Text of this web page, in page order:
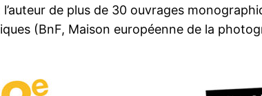
de plus de 30 ouvrages
(BnF, Maison européenne de la